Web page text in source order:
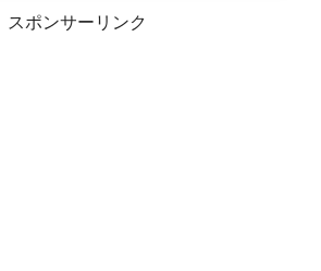
スポンサーリンク